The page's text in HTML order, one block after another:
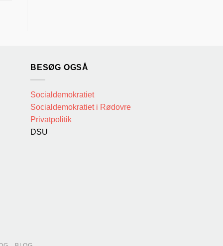
BESØG OGSÅ
Socialdemokratiet
Socialdemokratiet i Rødovre
Privatpolitik
DSU